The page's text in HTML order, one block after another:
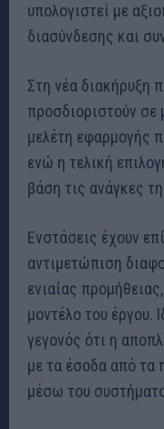
υπολογιστεί με
διασύνδεσης και
Στη νέα διακήρυξη
προσδιοριστούν σε
μελέτη εφαρμογής
ενώ η τελική
βάση τις ανάγκες
Ενστάσεις έχουν
αντιμετώπιση
ενιαίας
μοντέλο του έργου.
γεγονός ότι η
με τα έσοδα από τα
μέσω του